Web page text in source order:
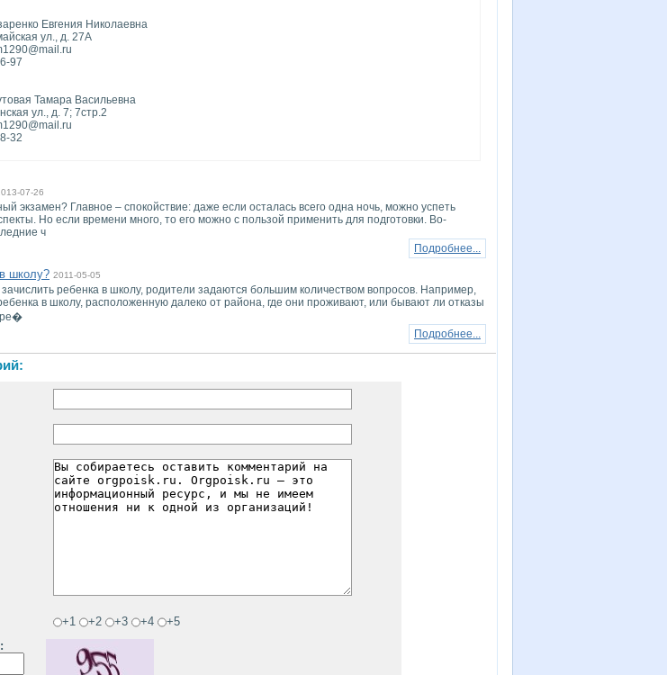
Евгения Николаевна
ул., д. 27А
97
Тамара Васильевна
ул., д. 7; 7стр.2
32
07-26
экзамен? Главное – спокойствие: даже если осталась всего одна ночь, можно успеть
Но если времени много, то его можно с пользой применить для подготовки. Во-
ч
Подробнее...
школу? 2011-05-05
зачислить ребенка в школу, родители задаются большим количеством вопросов. Например,
в школу, расположенную далеко от района, где они проживают, или бывают ли отказы
ре�
Подробнее...
+1 +2 +3 +4
+5